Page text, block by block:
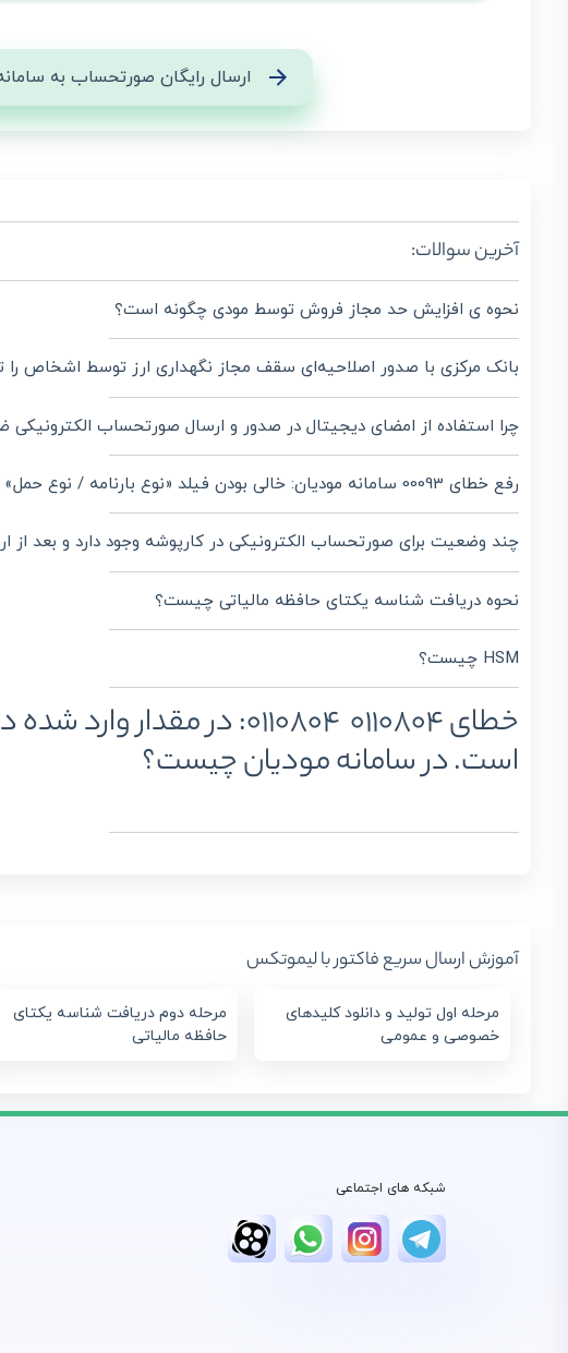
ارسال رایگان صورتحساب به
آخرین سوالات:
نحوه ی افزایش حد مجاز فروش توسط مودی چگونه است؟
بانک مرکزی با صدور اصلاحیه‌ای سقف مجاز نگهداری ارز توسط اشخاص را
چرا استفاده از امضای دیجیتال در صدور و ارسال صورتحساب
رفع خطای 00093 سامانه مودیان: خالی بودن فیلد «نوع بارنامه / نوع حمل» در الگوی بارنامه | دلیل خطای 00093 : فیلد «نوع بارنامه/نوع حمل» خالی است. در الگوی صورتحساب بارنامه چیست؟
چند وضعیت برای صورتحساب‌ الکترونیکی در کارپوشه وجود دارد و بعد
نحوه دریافت شناسه یکتای حافظه مالیاتی چیست؟
HSM چیست؟
است. در سامانه مودیان چیست؟
آموزش ارسال سریع فاکتور با لیموتکس
مرحله اول تولید و دانلود کلیدهای
خصوصی و عمومی
مرحله دوم دریافت شناسه یکتای
حافظه مالیاتی
شبکه های اجتماعی